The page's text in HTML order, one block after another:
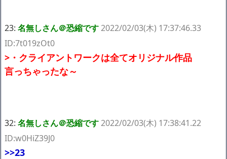
23: 名無しさん＠恐縮です2022/02/03(木) 17:37:46.33
ID:7t019zOt0
>・クライアントワークは全てオリジナル作品
言っちゃったな～
32: 名無しさん＠恐縮です2022/02/03(木) 17:38:41.22
ID:w0HiZ39J0
>>23